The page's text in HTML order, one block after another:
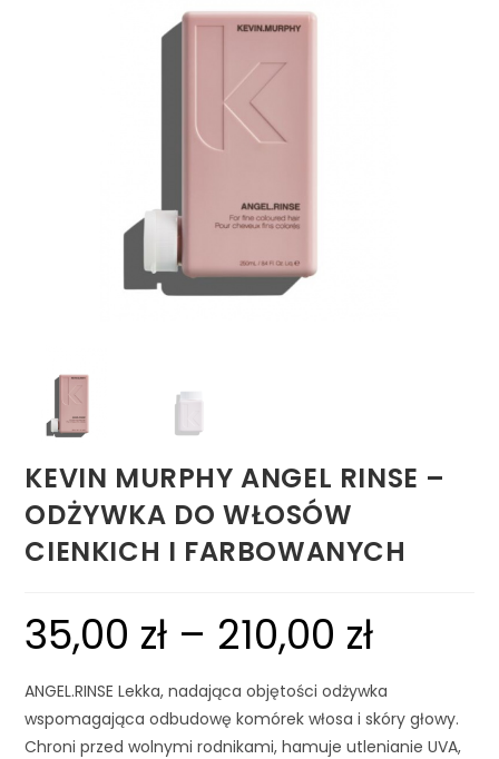
KEVIN MURPHY ANGEL RINSE –
ODŻYWKA DO WŁOSÓW
CIENKICH I FARBOWANYCH
35,00 zł – 210,00 zł
ANGEL.RINSE Lekka, nadająca objętości odżywka
wspomagająca odbudowę komórek włosa i skóry głowy.
Chroni przed wolnymi rodnikami, hamuje utlenianie UVA,